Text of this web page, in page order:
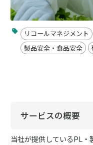
リコールマネジメント
製品安全・食品安全
サービスの概要
当社が提供しているPL